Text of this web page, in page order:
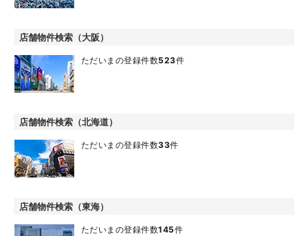
店舗物件検索（大阪）
ただいまの登録件数523件
店舗物件検索（北海道）
ただいまの登録件数33件
店舗物件検索（東海）
ただいまの登録件数145件